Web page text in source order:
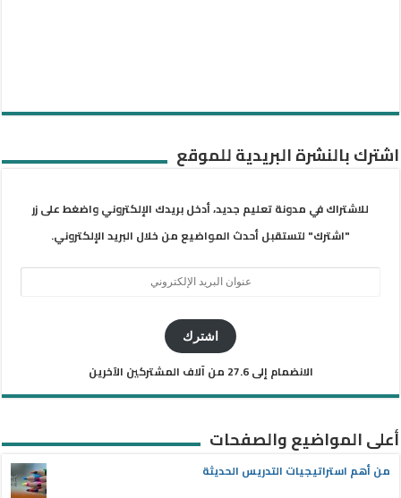
اشترك بالنشرة البريدية للموقع
للاشتراك في مدونة تعليم جديد، أدخل بريدك الإلكتروني واضغط على زر
"اشترك" لتستقبل أحدث المواضيع من خلال البريد الإلكتروني.
اشترك
الانضمام إلى 27.6 من آلاف المشتركين الآخرين
أعلى المواضيع والصفحات
من أهم استراتيجيات التدريس الحديثة